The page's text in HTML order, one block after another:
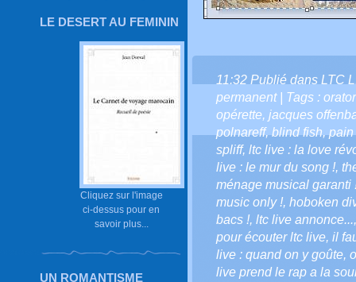
LE DESERT AU FEMININ
Cliquez sur l'image
ci-dessus pour en
savoir plus...
UN ROMANTISME
11:32 Publié dans LTC
permanent| Tags :
opérette, jacques
polnareff,blind fish,pain
spliff, ltc live : la love
live : le mur du song !,
ménage musical garanti
music only !, hoboken
bacs !, ltc live annonce...
pour écouter ltc live, il
live : quand on y goûte,
live prend le rap a la